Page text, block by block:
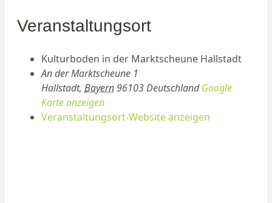
Veranstaltungsort
Kulturboden in der Marktscheune Hallstadt
An der Marktscheune 1
Hallstadt, Bayern96103Deutschland Google
Karte anzeigen
Veranstaltungsort-Website anzeigen